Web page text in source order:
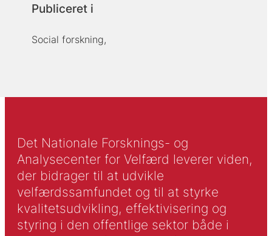
Publiceret i
Social forskning,
Det Nationale Forsknings- og
Analysecenter for Velfærd leverer viden,
der bidrager til at udvikle
velfærdssamfundet og til at styrke
kvalitetsudvikling, effektivisering og
styring i den offentlige sektor både i